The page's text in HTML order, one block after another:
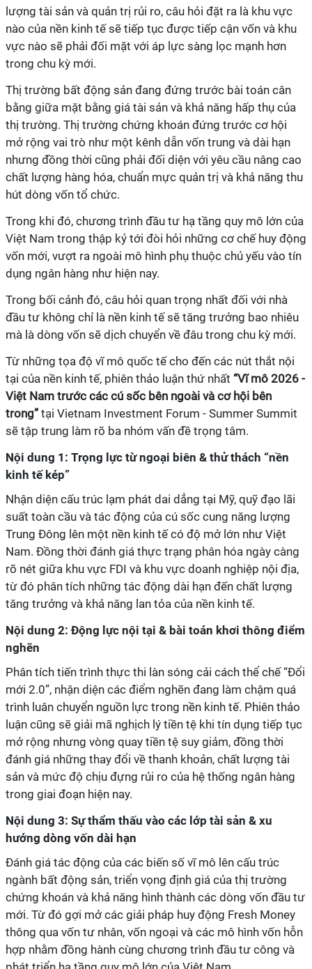
lượng tài sản và quản trị rủi ro, câu hỏi đặt ra là khu vực
nào của nền kinh tế sẽ tiếp tục được tiếp cận vốn và khu
vực nào sẽ phải đối mặt với áp lực sàng lọc mạnh hơn
trong chu kỳ mới.
Thị trường bất động sản đang đứng trước bài toán cân
bằng giữa mặt bằng giá tài sản và khả năng hấp thụ của
thị trường. Thị trường chứng khoán đứng trước cơ hội
mở rộng vai trò như một kênh dẫn vốn trung và dài hạn
nhưng đồng thời cũng phải đối diện với yêu cầu nâng cao
chất lượng hàng hóa, chuẩn mực quản trị và khả năng thu
hút dòng vốn tổ chức.
Trong khi đó, chương trình đầu tư hạ tầng quy mô lớn của
Việt Nam trong thập kỷ tới đòi hỏi những cơ chế huy động
vốn mới, vượt ra ngoài mô hình phụ thuộc chủ yếu vào tín
dụng ngân hàng như hiện nay.
Trong bối cảnh đó, câu hỏi quan trọng nhất đối với nhà
đầu tư không chỉ là nền kinh tế sẽ tăng trưởng bao nhiêu
mà là dòng vốn sẽ dịch chuyển về đâu trong chu kỳ mới.
Từ những tọa độ vĩ mô quốc tế cho đến các nút thắt nội
tại của nền kinh tế, phiên thảo luận thứ nhất “Vĩ mô 2026 -
Việt Nam trước các cú sốc bên ngoài và cơ hội bên
trong” tại Vietnam Investment Forum - Summer Summit
sẽ tập trung làm rõ ba nhóm vấn đề trọng tâm.
Nội dung 1: Trọng lực từ ngoại biên & thử thách “nền
kinh tế kép”
Nhận diện cấu trúc lạm phát dai dẳng tại Mỹ, quỹ đạo lãi
suất toàn cầu và tác động của cú sốc cung năng lượng
Trung Đông lên một nền kinh tế có độ mở lớn như Việt
Nam. Đồng thời đánh giá thực trạng phân hóa ngày càng
rõ nét giữa khu vực FDI và khu vực doanh nghiệp nội địa,
từ đó phân tích những tác động dài hạn đến chất lượng
tăng trưởng và khả năng lan tỏa của nền kinh tế.
Nội dung 2: Động lực nội tại & bài toán khơi thông điểm
nghẽn
Phân tích tiến trình thực thi làn sóng cải cách thể chế “Đổi
mới 2.0”, nhận diện các điểm nghẽn đang làm chậm quá
trình luân chuyển nguồn lực trong nền kinh tế. Phiên thảo
luận cũng sẽ giải mã nghịch lý tiền tệ khi tín dụng tiếp tục
mở rộng nhưng vòng quay tiền tệ suy giảm, đồng thời
đánh giá những thay đổi về thanh khoản, chất lượng tài
sản và mức độ chịu đựng rủi ro của hệ thống ngân hàng
trong giai đoạn hiện nay.
Nội dung 3: Sự thẩm thấu vào các lớp tài sản & xu
hướng dòng vốn dài hạn
Đánh giá tác động của các biến số vĩ mô lên cấu trúc
ngành bất động sản, triển vọng định giá của thị trường
chứng khoán và khả năng hình thành các dòng vốn đầu tư
mới. Từ đó gợi mở các giải pháp huy động Fresh Money
thông qua vốn tư nhân, vốn ngoại và các mô hình vốn hỗn
hợp nhằm đồng hành cùng chương trình đầu tư công và